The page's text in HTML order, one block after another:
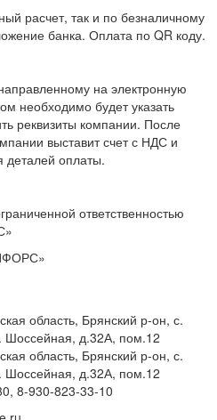
расчет, так и по безналичному
банка. Оплата по QR коду.
на электронную
необходимо будет указать
реквизиты компании. После
выставит счет с НДС и
деталей оплаты.
ответственностью
область, Брянский р-он, с.
Шоссейная, д.32А, пом.12
область, Брянский р-он, с.
Шоссейная, д.32А, пом.12
8-930-823-33-10